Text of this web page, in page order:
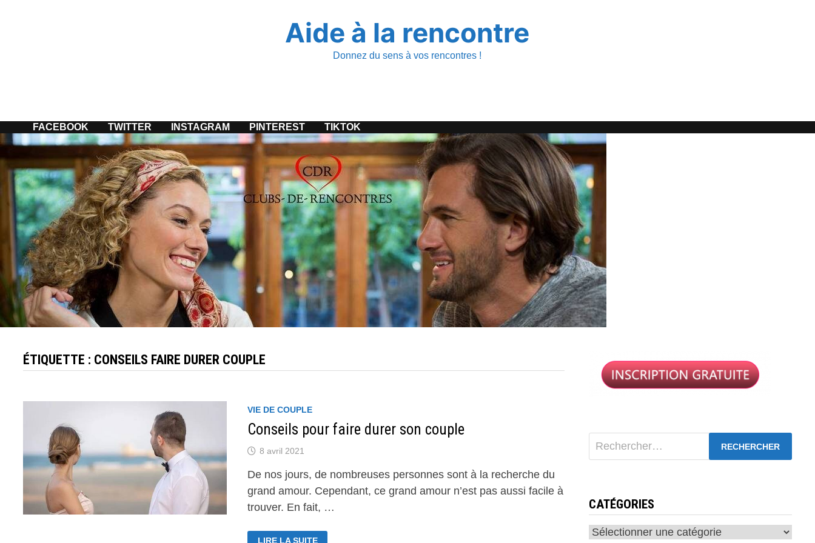
Aide à la rencontre
Donnez du sens à vos rencontres !
FACEBOOK TWITTER INSTAGRAM PINTEREST TIKTOK
ÉTIQUETTE : CONSEILS FAIRE DURER COUPLE
VIE DE COUPLE
Conseils pour faire durer son couple
8 avril 2021
De nos jours, de nombreuses personnes sont à la recherche du
grand amour. Cependant, ce grand amour n’est pas aussi facile à
trouver. En fait, …
CONSEILS
LIRE LA SUITE
Rechercher :
CATÉGORIES
Catégories